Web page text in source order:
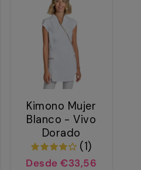
Kimono Mujer
Blanco - Vivo
Dorado
(1)
Desde €33,56